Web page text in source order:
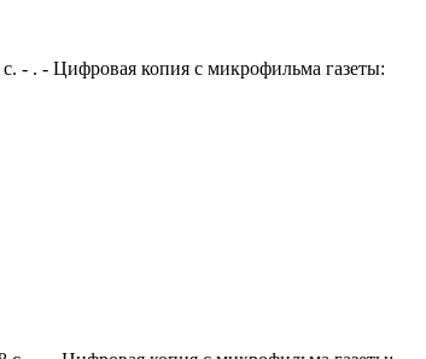
- . - Цифровая копия с микрофильма газеты: